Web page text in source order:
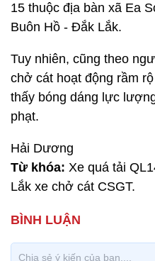
15 thuộc địa bàn xã Ea
Buôn Hồ - Đắk Lắk.
Tuy nhiên, cũng theo
chở cát hoạt động rầm
thấy bóng dáng lực
phạt.
Hải Dương
Từ khóa: Xe quá tải
Lắk xe chở cát CSGT.